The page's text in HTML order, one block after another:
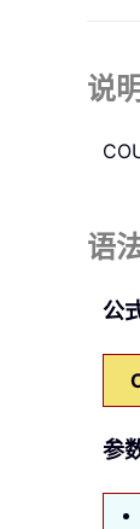
说明
语
公
参